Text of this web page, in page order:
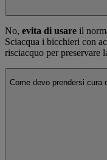
No, evita di usare il
Sciacqua i bicchieri con
risciacquo per preservare
Come devo prendersi cura